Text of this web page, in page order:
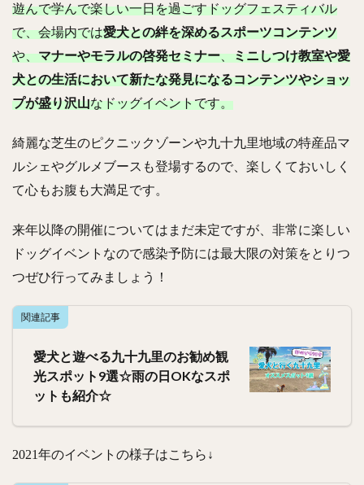
遊んで学んで楽しい一日を過ごすドッグフェスティバル
で、会場内では愛犬との絆を深めるスポーツコンテンツ
や、マナーやモラルの啓発セミナー、ミニしつけ教室や愛
犬との生活において新たな発見になるコンテンツやショッ
プが盛り沢山なドッグイベントです。
綺麗な芝生のピクニックゾーンや九十九里地域の特産品マ
ルシェやグルメブースも登場するので、楽しくておいしく
て心もお腹も大満足です。
来年以降の開催についてはまだ未定ですが、非常に楽しい
ドッグイベントなので感染予防には最大限の対策をとりつ
つぜひ行ってみましょう！
関連記事
愛犬と遊べる九十九里のお勧め観
光スポット9選☆雨の日OKなスポ
ットも紹介☆
2021年のイベントの様子はこちら↓